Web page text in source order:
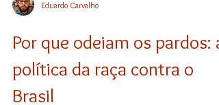
Eduardo Carvalho
Por que odeiam os pardos: a